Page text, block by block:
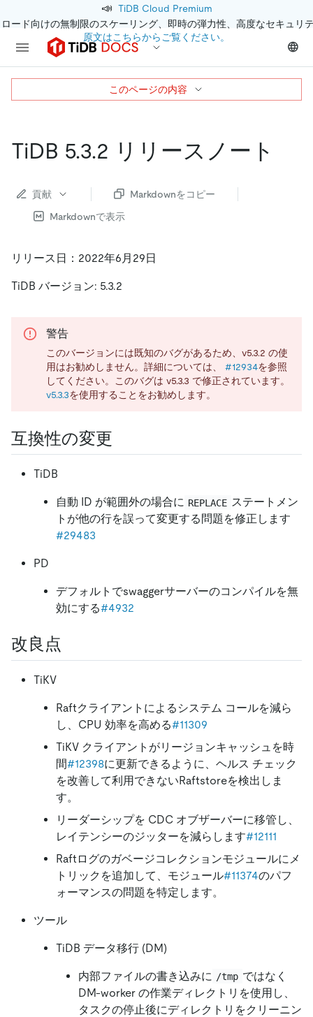
📣 TiDB Cloud Premium
ード向けの無制限のスケーリング、即時の弾力性、高度なセキュリ
原文はこちらからご覧ください。
TiDB 5.3.2 リリースノート
貢献
Markdownをコピー
Markdownで表示
リリース日：2022年6月29日
TiDB バージョン: 5.3.2
警告
このバージョンには既知のバグがあるため、v5.3.2 の使
用はお勧めしません。詳細については、 #12934を参照
してください。このバグは v5.3.3 で修正されています。
v5.3.3を使用することをお勧めします。
互換性の変更
TiDB
自動 ID が範囲外の場合に REPLACE ステートメン
トが他の行を誤って変更する問題を修正します
#29483
PD
デフォルトでswaggerサーバーのコンパイルを無
効にする#4932
改良点
TiKV
Raftクライアントによるシステム コールを減ら
し、CPU 効率を高める#11309
TiKV クライアントがリージョンキャッシュを時
間#12398に更新できるように、ヘルス チェック
を改善して利用できないRaftstoreを検出しま
す。
リーダーシップを CDC オブザーバーに移管し、
レイテンシーのジッターを減らします#12111
Raftログのガベージコレクションモジュールにメ
トリックを追加して、モジュール#11374のパフ
ォーマンスの問題を特定します。
ツール
TiDB データ移行 (DM)
内部ファイルの書き込みに /tmp ではなく
DM-worker の作業ディレクトリを使用し、
タスクの停止後にディレクトリをクリーニン
このページの内容